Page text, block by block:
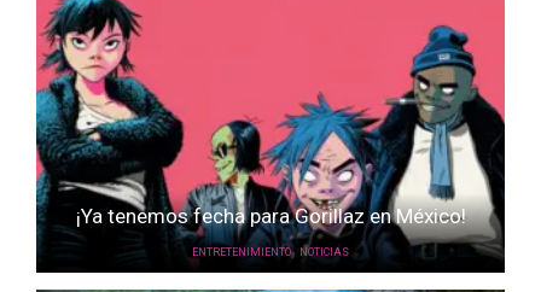
¡Ya tenemos fecha para Gorillaz en México!
ENTRETENIMIENTO, NOTICIAS